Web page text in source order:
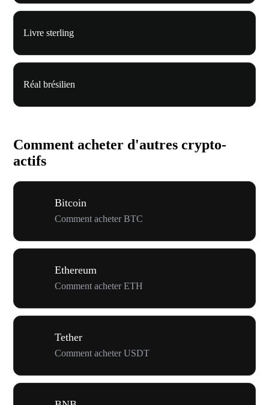
Livre sterling
Réal brésilien
Comment acheter d'autres crypto-
actifs
Bitcoin
Comment acheter BTC
Ethereum
Comment acheter ETH
Tether
Comment acheter USDT